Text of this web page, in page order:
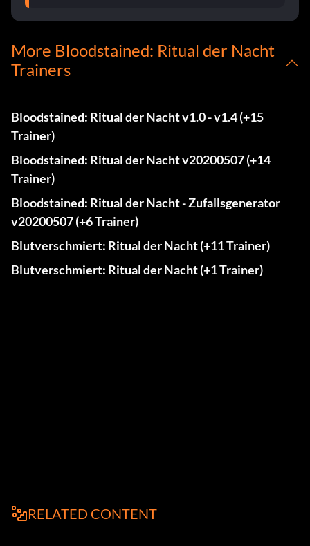
More Bloodstained: Ritual der Nacht
Trainers
Bloodstained: Ritual der Nacht v1.0 - v1.4 (+15
Trainer)
Bloodstained: Ritual der Nacht v20200507 (+14
Trainer)
Bloodstained: Ritual der Nacht - Zufallsgenerator
v20200507 (+6 Trainer)
Blutverschmiert: Ritual der Nacht (+11 Trainer)
Blutverschmiert: Ritual der Nacht (+1 Trainer)
RELATED CONTENT